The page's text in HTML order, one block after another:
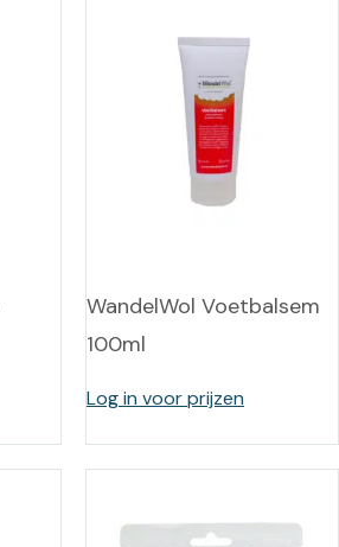
WandelWol Voetbalsem
100ml
Log in voor prijzen